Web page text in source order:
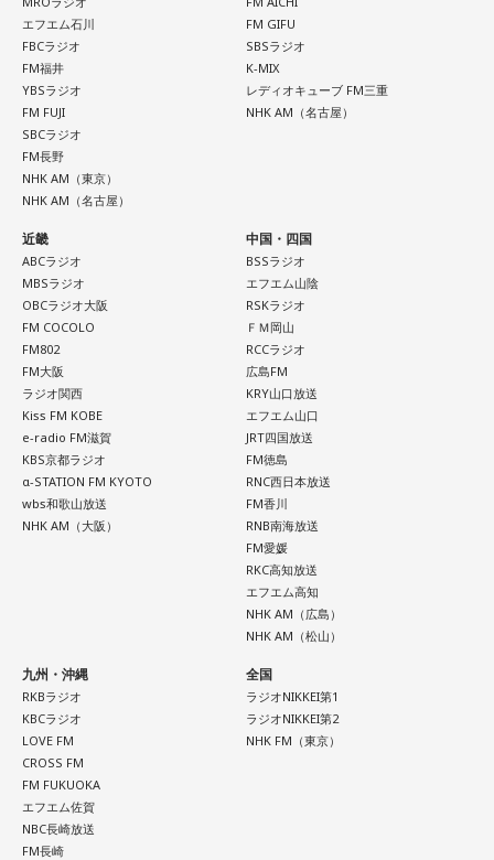
毎週月～木曜日9:00～11:59
DJ：ANNA
mail:
anna@bayfm.co.jp
X:＠BAYFM_miracle ／#アンナミラクル
月曜の放送を聴く
火曜の放送を聴く
水曜の放送を聴く
木曜の放送を聴く
こだわりの選曲でお届けする洋楽専門プログラム。
ジャンル別日替わりメニューの「Daily Mix」や、テー
マに沿った選曲コーナー「Between The Lines」。
好評「8時のクイズ」や 新作特集「Today’s Pick Up」
など内容盛りだくさん！
毎週月～木曜日19:00～20:39
DJ：門脇知子
mail:
ixp@bayfm.co.jp
X: @BAYFMixp #bayfmixp
月曜の放送をradikoで聴く
火曜の放送をradikoで聴く
水曜の放送をradikoで聴く
木曜の放送をradikoで聴く
エフエム石川
FBCラジオ
FM福井
YBSラジオ
FM FUJI
SBCラジオ
FM長野
NHK AM（東京）
NHK AM（名古屋）
FM GIFU
SBSラジオ
K-MIX
レディオキューブ FM三重
NHK AM（名古屋）
近畿
ABCラジオ
MBSラジオ
OBCラジオ大阪
FM COCOLO
FM802
FM大阪
ラジオ関西
Kiss FM KOBE
e-radio FM滋賀
KBS京都ラジオ
α-STATION FM KYOTO
wbs和歌山放送
NHK AM（大阪）
中国・四国
BSSラジオ
エフエム山陰
RSKラジオ
ＦＭ岡山
RCCラジオ
広島FM
KRY山口放送
エフエム山口
JRT四国放送
FM徳島
RNC西日本放送
FM香川
RNB南海放送
FM愛媛
RKC高知放送
エフエム高知
NHK AM（広島）
NHK AM（松山）
九州・沖縄
RKBラジオ
KBCラジオ
LOVE FM
CROSS FM
FM FUKUOKA
エフエム佐賀
NBC長崎放送
FM長崎
全国
ラジオNIKKEI第1
ラジオNIKKEI第2
NHK FM（東京）